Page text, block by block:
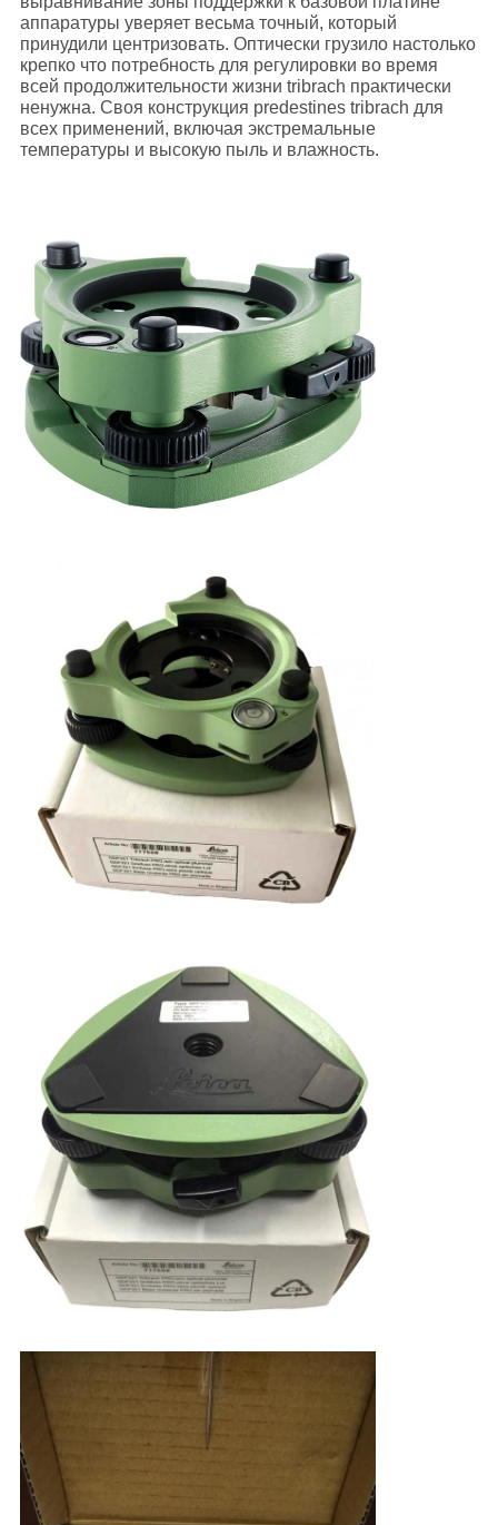
аппаратуры уверяет весьма точный, который
принудили центризовать. Оптически грузило настолько
крепко что потребность для регулировки во время
всей продолжительности жизни tribrach практически
ненужна. Своя конструкция predestines tribrach для
всех применений, включая экстремальные
температуры и высокую пыль и влажность.